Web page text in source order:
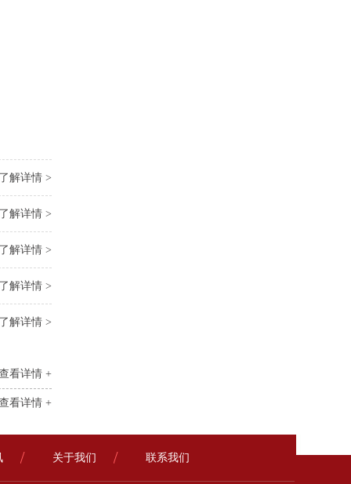
了解详情 >
了解详情 >
了解详情 >
了解详情 >
了解详情 >
看详情 +
看详情 +
关于我们 联系我们